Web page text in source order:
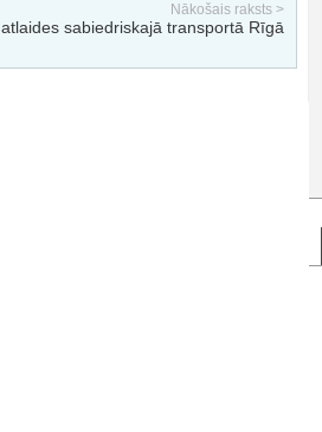
Nākošais raksts >
sabiedriskajā transportā Rīgā